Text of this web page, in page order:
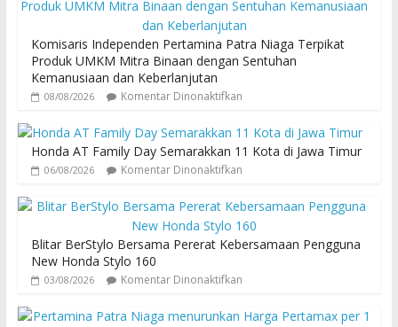
Komisaris Independen Pertamina Patra Niaga Terpikat
Produk UMKM Mitra Binaan dengan Sentuhan
Kemanusiaan dan Keberlanjutan
08/08/2026 Komentar Dinonaktifkan
Honda AT Family Day Semarakkan 11 Kota di Jawa Timur
06/08/2026 Komentar Dinonaktifkan
Blitar BerStylo Bersama Pererat Kebersamaan Pengguna
New Honda Stylo 160
03/08/2026 Komentar Dinonaktifkan